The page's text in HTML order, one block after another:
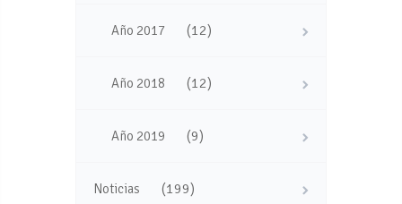
Año 2017 (12)
Año 2018 (12)
Año 2019 (9)
Noticias (199)